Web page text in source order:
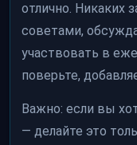
отлично. Никаких
советами,
участвовать в
поверьте,
Важно: если вы
— делайте это